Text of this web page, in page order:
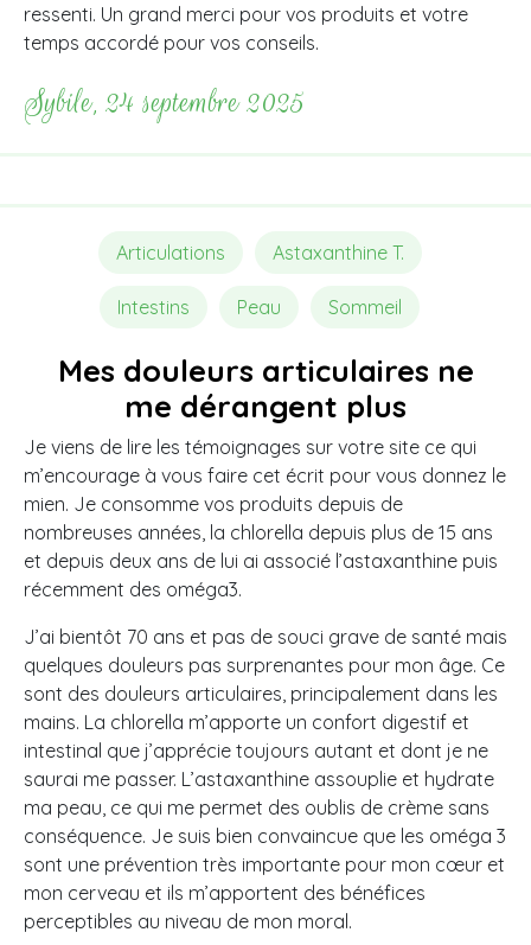
ressenti. Un grand merci pour vos produits et votre
temps accordé pour vos conseils.
Sybile, 24 septembre 2025
Articulations Astaxanthine T.
Intestins Peau Sommeil
Mes douleurs articulaires ne
me dérangent plus
Je viens de lire les témoignages sur votre site ce qui
m’encourage à vous faire cet écrit pour vous donnez le
mien. Je consomme vos produits depuis de
nombreuses années, la chlorella depuis plus de 15 ans
et depuis deux ans de lui ai associé l’astaxanthine puis
récemment des oméga3.
J’ai bientôt 70 ans et pas de souci grave de santé mais
quelques douleurs pas surprenantes pour mon âge. Ce
sont des douleurs articulaires, principalement dans les
mains. La chlorella m’apporte un confort digestif et
intestinal que j’apprécie toujours autant et dont je ne
saurai me passer. L’astaxanthine assouplie et hydrate
ma peau, ce qui me permet des oublis de crème sans
conséquence. Je suis bien convaincue que les oméga 3
sont une prévention très importante pour mon cœur et
mon cerveau et ils m’apportent des bénéfices
perceptibles au niveau de mon moral.